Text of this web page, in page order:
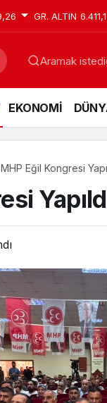
GR. ALTIN
Aramak
EKONOMİ
MHP Eğil Kongresi